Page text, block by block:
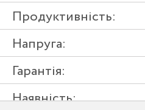
Продуктивність:
Напруга:
Гарантія:
Наявність: